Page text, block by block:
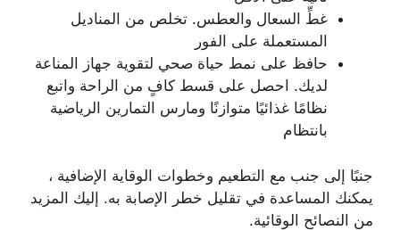
غطِّ السعال والعطس. تخلص من المناديل
المستعملة على الفور
حافظ على نمط حياة صحي لتقوية جهاز المناعة
لديك. احصل على قسط كافٍ من الراحة واتبع
نظامًا غذائيًا متوازنًا ومارس التمارين الرياضية
بانتظام
جنبًا إلى جنب مع التطعيم وخطوات الوقاية الإضافية ،
يمكنك المساعدة في تقليل خطر الإصابة به. إليك المزيد
من النصائح الوقائية.